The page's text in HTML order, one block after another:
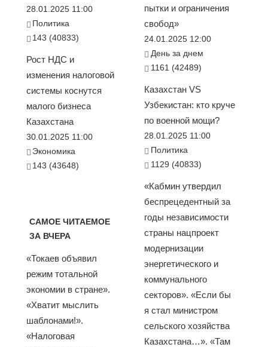
28.01.2025 11:00
Политика
143 (40833)
Рост НДС и
изменения налоговой
системы коснутся
малого бизнеса
Казахстана
30.01.2025 11:00
Экономика
143 (43648)
САМОЕ ЧИТАЕМОЕ
ЗА ВЧЕРА
«Токаев объявил
режим тотальной
экономии в стране».
«Хватит мыслить
шаблонами!».
«Налоговая
пытки и ограничения
свобод»
24.01.2025 12:00
День за днем
1161 (42489)
Казахстан VS
Узбекистан: кто круче
по военной мощи?
28.01.2025 11:00
Политика
1129 (40833)
«Кабмин утвердил
беспрецедентный за
годы независимости
страны нацпроект
модернизации
энергетического и
коммунального
секторов». «Если бы
я стал министром
сельского хозяйства
Казахстана…». «Там